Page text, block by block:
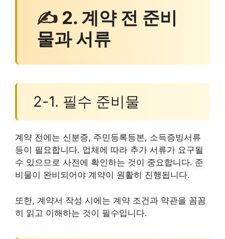
✍ 2. 계약 전 준비
물과 서류
2-1. 필수 준비물
계약 전에는 신분증, 주민등록등본, 소득증빙서류
등이 필요합니다. 업체에 따라 추가 서류가 요구될
수 있으므로 사전에 확인하는 것이 중요합니다. 준
비물이 완비되어야 계약이 원활히 진행됩니다.
또한, 계약서 작성 시에는 계약 조건과 약관을 꼼꼼
히 읽고 이해하는 것이 필수입니다.